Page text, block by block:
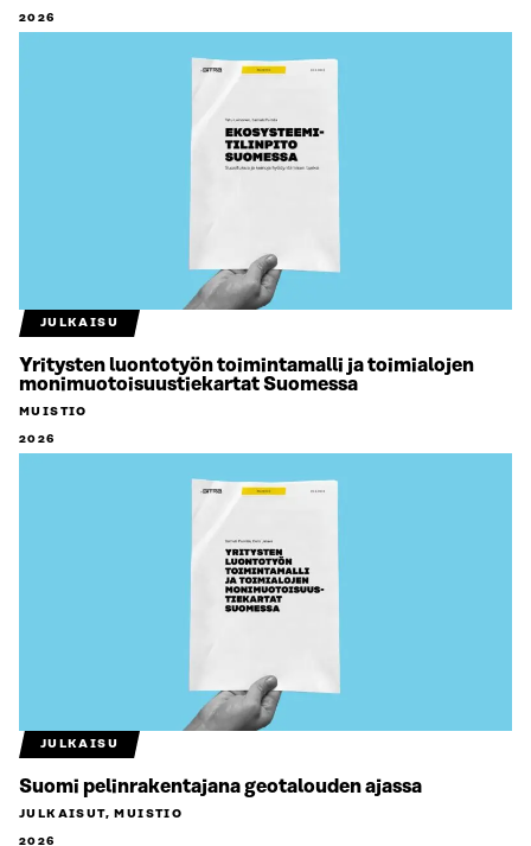
2026
JULKAISU
Yritysten luontotyön toimintamalli ja toimialojen
monimuotoisuustiekartat Suomessa
MUISTIO
2026
JULKAISU
Suomi pelinrakentajana geotalouden ajassa
JULKAISUT, MUISTIO
2026